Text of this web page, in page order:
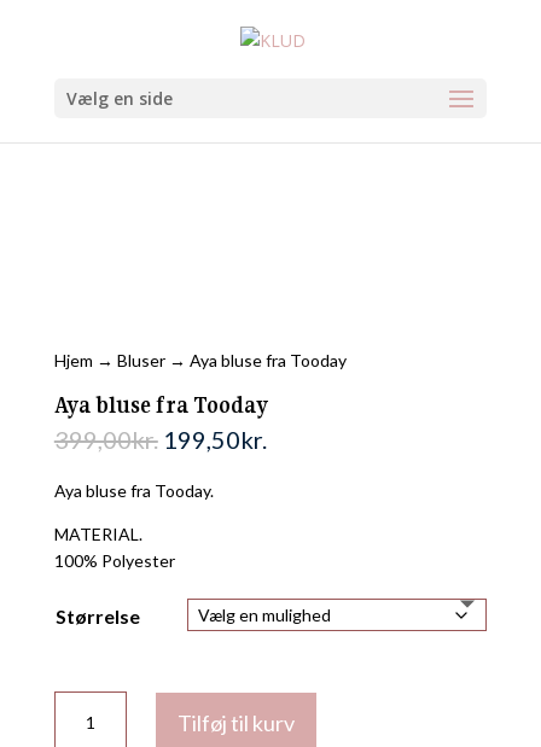
Vælg en side
Hjem → Bluser→ Aya bluse fra Tooday
Aya bluse fra Tooday
399,00kr. 199,50kr.
Aya bluse fra Tooday.
MATERIAL.
100% Polyester
Størrelse
bluse
Tilføj til kurv